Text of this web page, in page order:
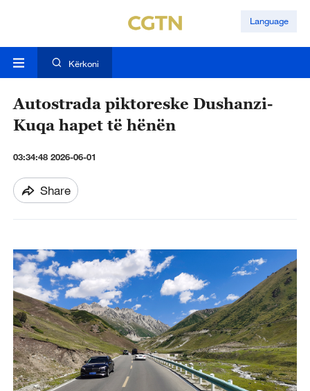
Language
Kërkoni
Autostrada piktoreske Dushanzi-
Kuqa hapet të hënën
03:34:48 2026-06-01
Share